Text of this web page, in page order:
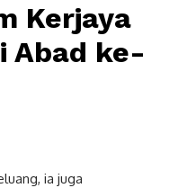
Kerjaya
Abad ke-
ia juga